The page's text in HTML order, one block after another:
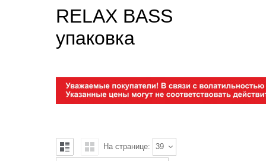
RELAX BASS
упаковка
На странице: 39